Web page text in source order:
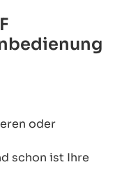
oder
schon ist Ihre